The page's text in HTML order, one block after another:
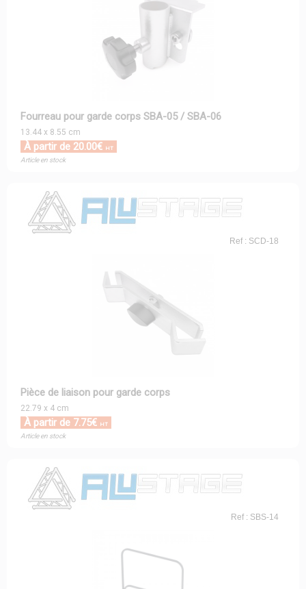
Fourreau pour garde corps SBA-05 / SBA-06
13.44 x 8.55 cm
À partir de 20.00€ HT
Article en stock
Ref : SCD-18
Pièce de liaison pour garde corps
22.79 x 4 cm
À partir de 7.75€ HT
Article en stock
Ref : SBS-14